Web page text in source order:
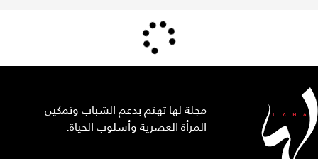
مجلة لها تهتم بدعم الشباب وتمكين
المرأة العصرية وأسلوب الحياة.